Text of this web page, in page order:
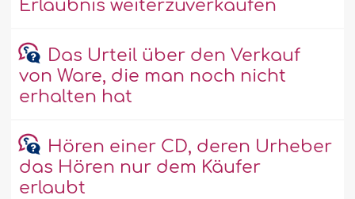
Erlaubnis weiterzuverkaufen
Das Urteil über den Verkauf
von Ware, die man noch nicht
erhalten hat
Hören einer CD, deren Urheber
das Hören nur dem Käufer
erlaubt